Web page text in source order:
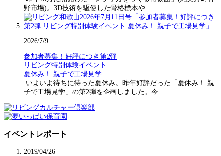
野市場)。3D技術を駆使した骨格標本や…
2026/7/9
参加者募集！好評につき第2弾
リビング特別体験イベント
夏休み！ 親子で工場見学
いよいよ待ちに待った夏休み。昨年好評だった「夏休み！ 親
子で工場見学」の第2弾を企画しました。今…
イベントレポート
2019/04/26